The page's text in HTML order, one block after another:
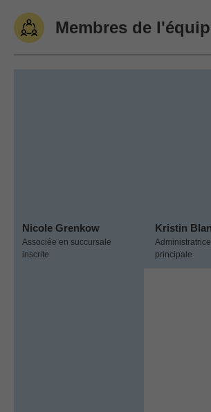
Membres de
Nicole Grenkow
Associée en succursale
inscrite
Kristin
principale